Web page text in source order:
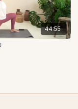
44:55